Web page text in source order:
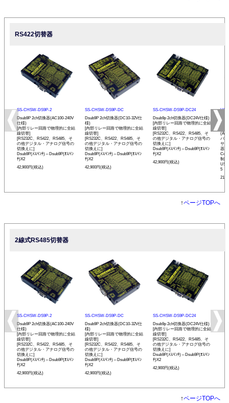
RS422切替器
SS-CHSW-DS9P-2
Dsub9P 2ch切換器(AC100-240V
仕様)
[内部リレー回路で物理的に全結
線切替]
[RS232C、RS422、RS485、そ
の他デジタル・アナログ信号の
切換えに]
Dsub9P(ﾒｽ/ｲﾝﾁ)⇔Dsub9P(ｵｽ/ｲﾝ
ﾁ)X2
42,900円(税込)
SS-CHSW-DS9P-DC
Dsub9P 2ch切換器(DC10-32V仕
様)
[内部リレー回路で物理的に全結
線切替]
[RS232C、RS422、RS485、そ
の他デジタル・アナログ信号の
切換えに]
Dsub9P(ﾒｽ/ｲﾝﾁ)⇔Dsub9P(ｵｽ/ｲﾝ
ﾁ)X2
42,900円(税込)
SS-CHSW-DS9P-DC24
Dsub9p 2ch切換器(DC24V仕様)
[内部リレー回路で物理的に全結
線切替]
[RS232C、RS422、RS485、そ
の他デジタル・アナログ信号の
切換えに]
Dsub9P(ﾒｽ/ｲﾝﾁ)⇔Dsub9P(ｵｽ/ｲﾝ
ﾁ)X2
42,900円(税込)
換
バ
サ
器
制
5
↑ページTOPへ
2線式RS485切替器
SS-CHSW-DS9P-2
Dsub9P 2ch切換器(AC100-240V
仕様)
[内部リレー回路で物理的に全結
線切替]
[RS232C、RS422、RS485、そ
の他デジタル・アナログ信号の
切換えに]
Dsub9P(ﾒｽ/ｲﾝﾁ)⇔Dsub9P(ｵｽ/ｲﾝ
ﾁ)X2
42,900円(税込)
SS-CHSW-DS9P-DC
Dsub9P 2ch切換器(DC10-32V仕
様)
[内部リレー回路で物理的に全結
線切替]
[RS232C、RS422、RS485、そ
の他デジタル・アナログ信号の
切換えに]
Dsub9P(ﾒｽ/ｲﾝﾁ)⇔Dsub9P(ｵｽ/ｲﾝ
ﾁ)X2
42,900円(税込)
SS-CHSW-DS9P-DC24
Dsub9p 2ch切換器(DC24V仕様)
[内部リレー回路で物理的に全結
線切替]
[RS232C、RS422、RS485、そ
の他デジタル・アナログ信号の
切換えに]
Dsub9P(ﾒｽ/ｲﾝﾁ)⇔Dsub9P(ｵｽ/ｲﾝ
ﾁ)X2
42,900円(税込)
↑ページTOPへ